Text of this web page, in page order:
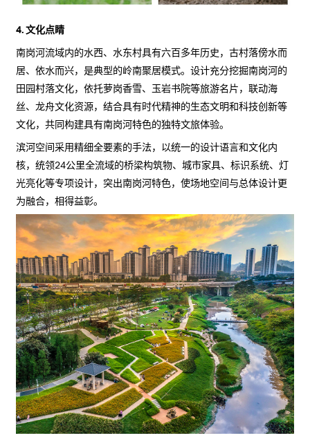
4. 文化点睛
南岗河流域内的水西、水东村具有六百多年历史，古村落傍水而
居、依水而兴，是典型的岭南聚居模式。设计充分挖掘南岗河的
田园村落文化，依托萝岗香雪、玉岩书院等旅游名片，联动海
丝、龙舟文化资源，结合具有时代精神的生态文明和科技创新等
文化，共同构建具有南岗河特色的独特文旅体验。
滨河空间采用精细全要素的手法，以统一的设计语言和文化内
核，统领24公里全流域的桥梁构筑物、城市家具、标识系统、灯
光亮化等专项设计，突出南岗河特色，使场地空间与总体设计更
为融合，相得益彰。